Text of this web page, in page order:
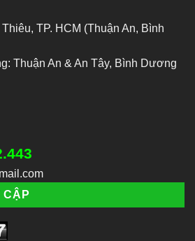
TP. HCM (Thuận An, Bình
Thuận An & An Tây, Bình Dương
CẬP